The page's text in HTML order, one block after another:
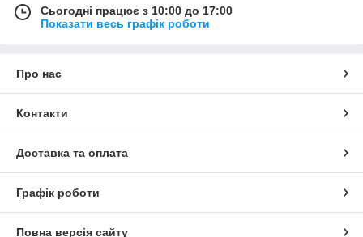
Сьогодні працює з 10:00 до 17:00
Показати весь графік роботи
Про нас
Контакти
Доставка та оплата
Графік роботи
Повна версія сайту